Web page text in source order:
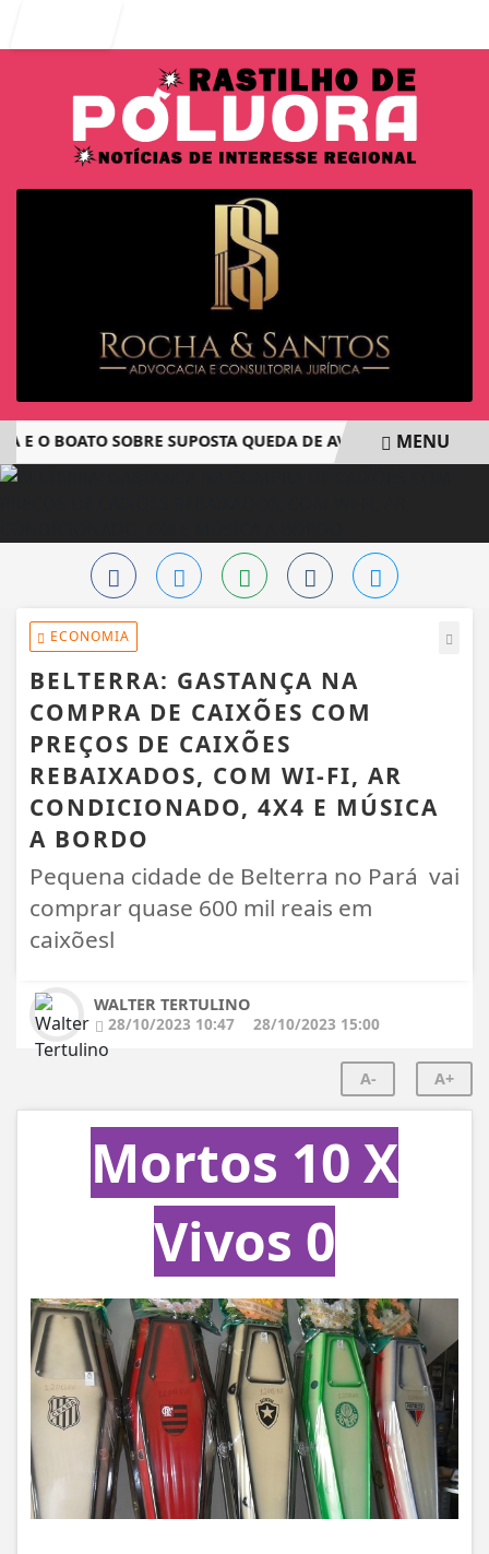
O BOATO SOBRE SUPOSTA QUEDA DE AVIÃO COM JOVENS
MENU
ECONOMIA
BELTERRA: GASTANÇA NA
COMPRA DE CAIXÕES COM
PREÇOS DE CAIXÕES
REBAIXADOS, COM WI-FI, AR
CONDICIONADO, 4X4 E MÚSICA
A BORDO
Pequena cidade de Belterra no Pará vai
comprar quase 600 mil reais em
caixõesl
WALTER TERTULINO
28/10/2023 10:47
28/10/2023 15:00
A- A+
Mortos 10 X
Vivos 0